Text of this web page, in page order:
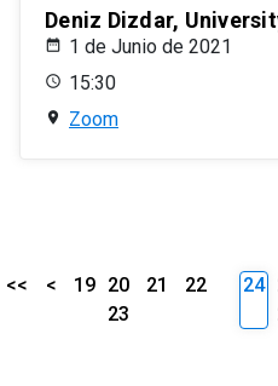
Deniz Dizdar,
1 de Junio de 2021
15:30
Zoom
<< < 19 20 21
22
23
24